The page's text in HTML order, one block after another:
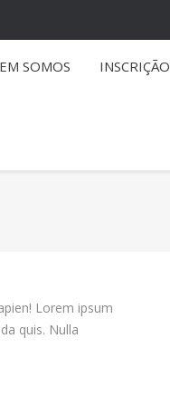
SOMOS INSCRIÇÃO
Lorem ipsum
quis. Nulla